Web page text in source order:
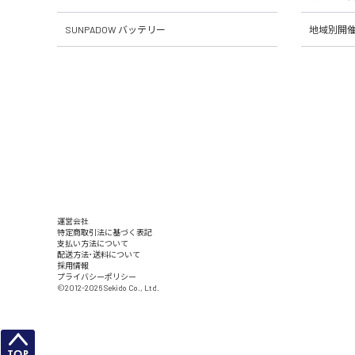
SUNPADOW バッテリー 地域別開
運営会社
特定商取引法に基づく表記
支払い方法について
配送方法･送料について
採用情報
プライバシーポリシー
©2012-2026 Sekido Co., Ltd.